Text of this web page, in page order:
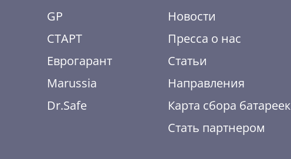
GP
СТАРТ
Еврогарант
Marussia
Dr.Safe
Новости
Пресса о нас
Статьи
Направления
Карта сбора батареек
Стать партнером